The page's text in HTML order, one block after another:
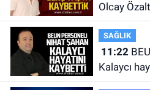
Olcay
kapılarak
SAĞLIK
11:22BEUN personeli Nihat Şahan
Kalaycı